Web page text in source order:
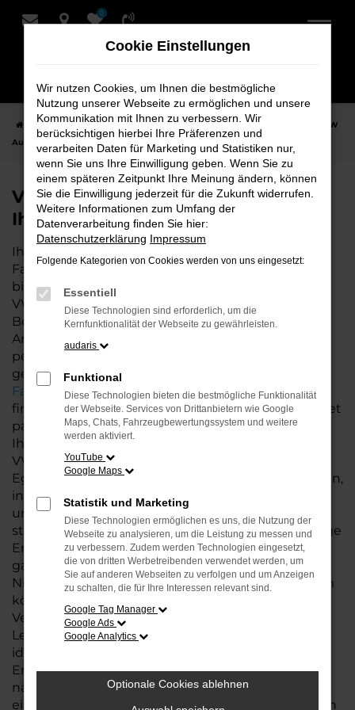
Zum
0
Startseite Hersteller VW
VW Touareg bei Schmidt + Koch - Ihr VW
Autohaus
VW Touareg bei Schmidt + Koch -
Ihr VW Autohaus
Ihr VW Autohaus – die perfekte Wahl für all Ihre
Fahrzeugbedürfnisse. Als erfahrene Experten
bieten wir Ihnen nicht nur eine breite Auswahl an
VW Fahrzeugen, sondern auch eine umfassende
Beratung, die individuell auf Ihre Wünsche und
Anforderungen abgestimmt ist. Wenn Sie den
perfekten VW Touareg suchen, sind Sie bei uns
genau richtig. Unsere große
Fahrzeugen ermöglicht es Ihnen, das Modell zu
finden, das perfekt zu Ihrem Lebensstil und Budget
passt. Neben dem Kauf Ihres Touareg bieten wir
Ihnen eine Vielzahl zusätzlicher Services rund um
VW, die Ihnen den gesamten Prozess erleichtern.
Egal, ob es um flexible Finanzierungsmöglichkeiten,
individuelle Leasingangebote oder eine
umfassendeWartung und Reparaturgeht – wir
stehen Ihnen jederzeit zur Seite. Unsere langjährige
Erfahrung und unser kompetentes Team
garantieren Ihnen eine Betreuung auf höchstem
Niveau, sodass Sie sich rundum gut betreut fühlen
können.
Vertrauen Sie auf unser Fachwissen und unsere
Leidenschaft für VW und finden Sie mit uns das
ideale Modell: Touareg, das nicht nur Ihre
Erwartungen erfüllt, sondern Ihre Mobilität auf das
nächste Level hebt. Wir freuen uns darauf, Sie an
einem unserer Standorte in Bremen, Bremerhaven
Cookie Einstellungen
Wir nutzen Cookies, um Ihnen die bestmögliche
Nutzung unserer Webseite zu ermöglichen und unsere
Kommunikation mit Ihnen zu verbessern. Wir
berücksichtigen hierbei Ihre Präferenzen und
verarbeiten Daten für Marketing und Statistiken nur,
wenn Sie uns Ihre Einwilligung geben. Wenn Sie zu
einem späteren Zeitpunkt Ihre Meinung ändern, können
Sie die Einwilligung jederzeit für die Zukunft widerrufen.
Weitere Informationen zum Umfang der
Datenverarbeitung finden Sie hier:
Datenschutzerklärung Impressum
Folgende Kategorien von Cookies werden von uns eingesetzt:
Essentiell
Diese Technologien sind erforderlich, um die
Kernfunktionalität der Webseite zu gewährleisten.
audaris
Funktional
Diese Technologien bieten die bestmögliche Funktionalität
der Webseite. Services von Drittanbietern wie Google
Maps, Chats, Fahrzeugbewertungssystem und weitere
werden aktiviert.
YouTube
Google Maps
Statistik und Marketing
Diese Technologien ermöglichen es uns, die Nutzung der
Webseite zu analysieren, um die Leistung zu messen und
zu verbessern. Zudem werden Technologien eingesetzt,
die von dritten Werbetreibenden verwendet werden, um
Sie auf anderen Webseiten zu verfolgen und um Anzeigen
zu schalten, die für Ihre Interessen relevant sind.
Google Tag Manager
Google Ads
Google Analytics
Optionale Cookies ablehnen